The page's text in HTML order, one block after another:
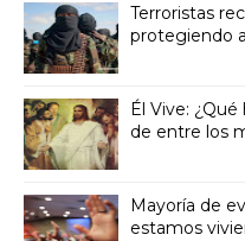
Terroristas
protegiendo
Él Vive:
de entre los
Mayoría de
estamos